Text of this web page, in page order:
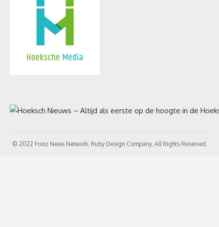
© 2022 Foxiz News Network. Ruby Design Company. All Rights Reserved.